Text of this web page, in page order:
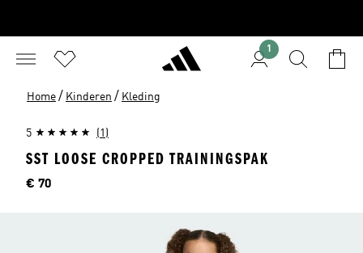
1
Home / Kinderen / Kleding
5 (1)
SST LOOSE CROPPED TRAININGSPAK
Prijs
€ 70